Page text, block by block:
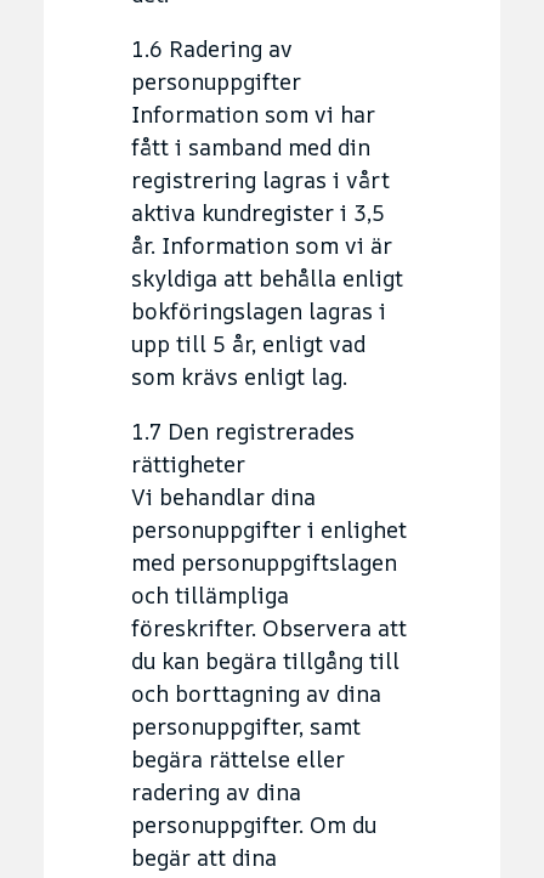
1.6 Radering av
personuppgifter
Information som vi har
fått i samband med din
registrering lagras i vårt
aktiva kundregister i 3,5
år. Information som vi är
skyldiga att behålla enligt
bokföringslagen lagras i
upp till 5 år, enligt vad
som krävs enligt lag.
1.7 Den registrerades
rättigheter
Vi behandlar dina
personuppgifter i enlighet
med personuppgiftslagen
och tillämpliga
föreskrifter. Observera att
du kan begära tillgång till
och borttagning av dina
personuppgifter, samt
begära rättelse eller
radering av dina
personuppgifter. Om du
begär att dina